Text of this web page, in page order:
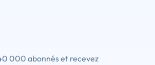
000 abonnés et recevez